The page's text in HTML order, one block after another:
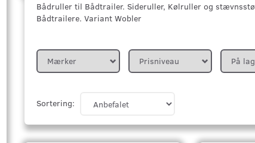
Bådruller til Bådtrailer. Sideruller, Kølruller og
Bådtrailere. Variant Wobler
Mærker Prisniveau På
Sortering: